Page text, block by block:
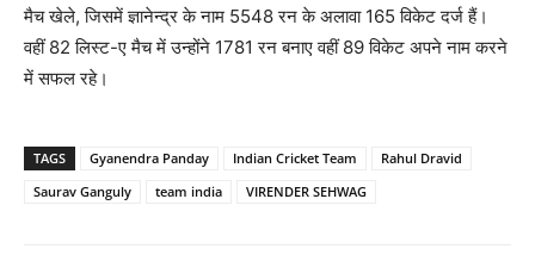
मैच खेले, जिसमें ज्ञानेन्द्र के नाम 5548 रन के अलावा 165 विकेट दर्ज हैं।
वहीं 82 लिस्ट-ए मैच में उन्होंने 1781 रन बनाए वहीं 89 विकेट अपने नाम करने
में सफल रहे।
TAGS Gyanendra Panday Indian Cricket Team
Rahul Dravid
Saurav Ganguly
team india VIRENDER SEHWAG